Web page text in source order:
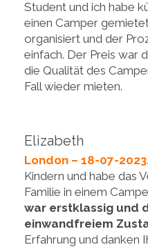
Student und ich habe
einen Camper
organisiert und der
einfach. Der Preis war
die Qualität des
Fall wieder mieten.
Elizabeth
London – 18-07-
Kindern und habe das
Familie in einem
war erstklassig und
einwandfreiem
Erfahrung und danken